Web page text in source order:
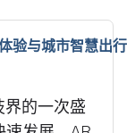
验与城市智慧出
界的一次盛